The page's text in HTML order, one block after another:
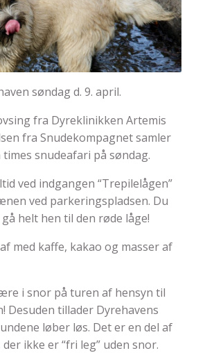
søndag d. 9. april.
fra Dyreklinikken Artemis
fra Snudekompagnet samler
snudeafari på søndag.
ved indgangen “Trepilelågen”
ved parkeringspladsen. Du
helt hen til den røde låge!
med kaffe, kakao og masser af
i snor på turen af hensyn til
Desuden tillader Dyrehavens
løber løs. Det er en del af
ikke er “fri leg” uden snor.